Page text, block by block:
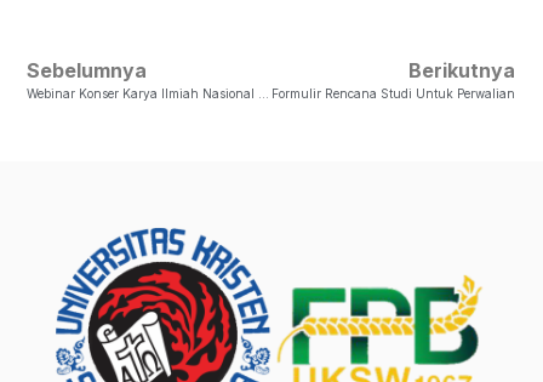
Sebelumnya Berikutnya
Formulir Rencana Studi Untuk Perwalian